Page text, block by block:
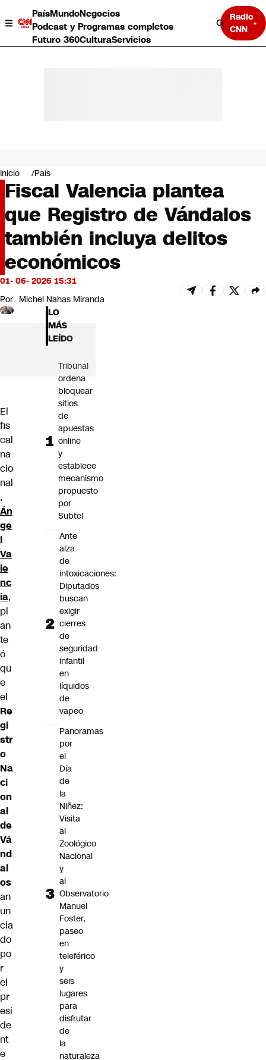
PaísMundoNegocios
Podcast y Programas completos
Futuro 360CulturaServicios
Radio
CNN
Negocios
Deportes
Programas completos
Cultura
Servicios
Bits
CNN tiempo
Futuro 360
Inicio País
Fiscal Valencia plantea
que Registro de Vándalos
también incluya delitos
económicos
01- 06- 2026 15:31
Por Michel Nahas Miranda
El
fis
cal
na
cio
nal
,
Án
ge
l
Va
le
nc
ia,
pl
an
te
ó
qu
e
el
Re
gi
str
o
Na
ci
on
al
de
Vá
nd
al
os
an
un
cia
do
po
r
el
pr
esi
de
nt
e
LO
MÁS
LEÍDO
Tribunal
ordena
bloquear
sitios
de
apuestas
online
y
establece
mecanismo
propuesto
por
Subtel
Ante
alza
de
intoxicaciones:
Diputados
buscan
exigir
cierres
de
seguridad
infantil
en
líquidos
de
vapeo
Panoramas
por
el
Día
de
la
Niñez:
Visita
al
Zoológico
Nacional
y
al
Observatorio
Manuel
Foster,
paseo
en
teleférico
y
seis
lugares
para
disfrutar
de
la
naturaleza